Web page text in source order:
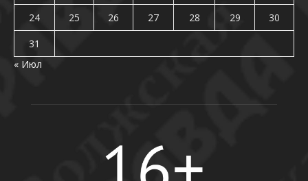
24
25 26 27 28 29
30
31
« Июл